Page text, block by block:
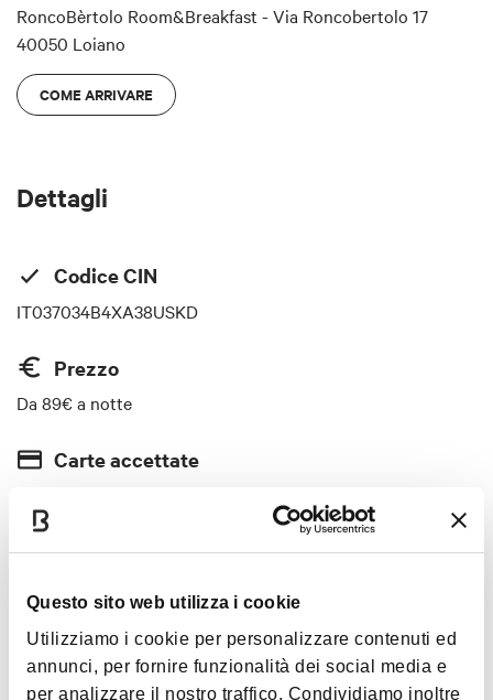
Questo sito web utilizza i cookie
Utilizziamo i cookie per personalizzare contenuti ed
annunci, per fornire funzionalità dei social media e
per analizzare il nostro traffico. Condividiamo inoltre
RoncoBèrtolo Room&Breakfast - Via Roncobertolo 17
40050 Loiano
COME ARRIVARE
Dettagli
Codice CIN
IT037034B4XA38USKD
Prezzo
Da 89€ a notte
Carte accettate
Animali accettati